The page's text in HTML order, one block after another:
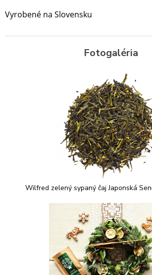
Vyrobené na Slovensku
Fotogaléria
Wilfred zelený sypaný čaj Japonská